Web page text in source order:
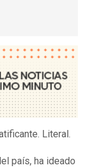
Literal.
país, ha ideado